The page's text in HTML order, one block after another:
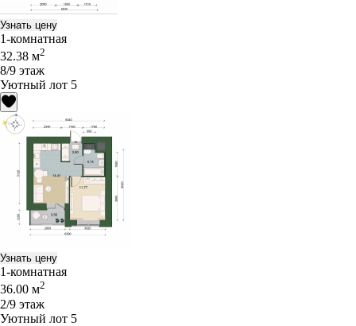
Узнать цену
1-комнатная
32.38 м2
8/9 этаж
Уютный лот 5
Узнать цену
1-комнатная
36.00 м2
2/9 этаж
Уютный лот 5